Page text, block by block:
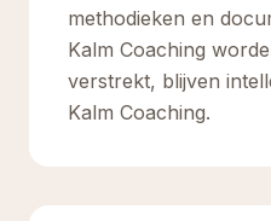
methodieken en
Kalm Coaching
verstrekt, blijven
Kalm Coaching.